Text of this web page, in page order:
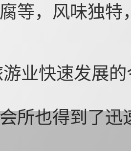
等，风味独特
业快速发展
所也得到了